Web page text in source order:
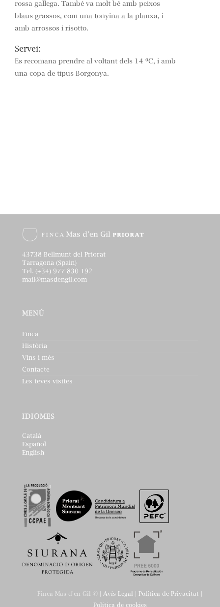
rossa gallega. També va molt bé amb peixos
blaus grassos, com una tonyina a la planxa, i
amb arrossos i risotto.
Servei:
Es recomana prendre al voltant dels 14 ºC, i amb
una copa de tipus Borgonya.
43738 Bellmunt del Priorat
Tarragona (Spain)
Tel. (+34) 977 830 192
mail@masdengil.com
MENÚ
Finca
Història
Vins i més
Contacte
Les teves visites
IDIOMES
Català
Español
English
Finca Mas d'en Gil © | Avís Legal Política de Privacitat
Política de cookies